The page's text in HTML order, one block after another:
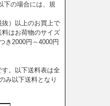
下の場合には、規
）以上のお買上で
はお荷物のサイズ
き2000円～4000円
。以下送料表は全
み以下送料となり